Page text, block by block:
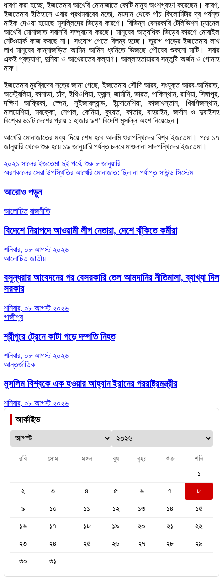
ধারণা করা হচ্ছে, ইজতেমার আখেরি মোনাজাতে কোটি মানুষ অংশগ্রহণ করেছেন। কারণ,
ইজতেমার ইতিহাসে এবার প্রথমবারের মতো, ময়দান থেকে পাঁচ কিলোমিটার দূর পর্যন্ত
মাইক দেওয়া হয়েছে মুসল্লিদের ভিড়ের কারণে। বিভিন্ন বেসরকারি টেলিভিশন চ্যানেল
আখেরি মোনাজাত সরাসরি সম্প্রচার করছে। মানুষের অত্যধিক ভিড়ের কারণে মোবাইল
নেটওয়ার্ক কাজ করছে না। সংযোগ পেতে বিলম্ব হচ্ছে। তুরাগ পাড়ের ইজতেমায় লাখ
লাখ মানুষের কান্নাজড়িত আমিন আমিন ধ্বনিতে ভিজছে পৌষের শুকনো মাটি। সবার
একই প্রত্যাশা, দুনিয়া ও আখেরাতের কল্যাণ। আল্লাহতায়ারার সন্তুষ্টি অর্জন ও গোনাহ
মাফ।
ইজতেমার মুরব্বিদের সূত্রে জানা গেছে, ইজতেমায় সৌদি আরব, সংযুক্ত আরব-আমিরাত,
অস্ট্রেলিয়া, কানাডা, চাঁদ, ইথিওপিয়া, ফ্রান্স, জার্মানি, ভারত, পাকিস্থান, রাশিয়া, সিঙ্গাপুর,
দক্ষিণ আফ্রিকা, স্পেন, সুইজারল্যান্ড, ইন্দোনেশিয়া, কাজাখস্তান, খিরগিজস্থান,
মালয়েশিয়া, মরক্কো, নেপাল, কেনিয়া, কুয়েত, কাতার, বাহরাইন, জর্দান ও দুবাইসহ
বিশ্বের ৬১টি দেশের প্রায় ১ হাজার ৯শ’ বিদেশি মুসল্লি অংশ নিয়েছেন।
আখেরি মোনাজাতের মধ্য দিয়ে শেষ হবে আলমি শুরাপন্থিদের বিশ্ব ইজতেমা। পরে ১৭
জানুয়ারি থেকে শুরু হয়ে ১৯ জানুয়ারি পর্যন্ত চলবে মাওলানা সাদপন্থিদের ইজতেমা।
Post
navigation
২০২১ সালের ইজতেমা দুই পর্বে, শুরু ৮ জানুয়ারি
স্মরণকালের সেরা উপস্থিতির আখেরি মোনাজাত: ছিল না পর্যাপ্ত সাউন্ড সিস্টেম
আরোও পড়ুন
আলোচিত রাজনীতি
বিদেশে নিরাপদে আওয়ামী লীগ নেতারা, দেশে ঝুঁকিতে কর্মীরা
শনিবার, ০৮ আগস্ট ২০২৬
আলোচিত জাতীয়
বসুন্ধরার আবেদনের পর বেসরকারি তেল আমদানির নীতিমালা, ব্যাখ্যা দিল
সরকার
শনিবার, ০৮ আগস্ট ২০২৬
গাজীপুর
শ্রীপুরে ট্রেনে কাটা পড়ে দম্পতি নিহত
শনিবার, ০৮ আগস্ট ২০২৬
আন্তর্জাতিক
মুসলিম বিশ্বকে এক হওয়ার আহ্বান ইরানের পররাষ্ট্রমন্ত্রীর
শনিবার, ০৮ আগস্ট ২০২৬
আর্কাইভ
রবি সোম মঙ্গল বুধ বৃহঃ শুক্র শনি
১
২
৩ ৪ ৫ ৬ ৭
৮
৯
১০ ১১ ১২ ১৩ ১৪
১৫
১৬
১৭ ১৮ ১৯ ২০ ২১
২২
২৩
২৪ ২৫ ২৬ ২৭ ২৮
২৯
৩০
৩১